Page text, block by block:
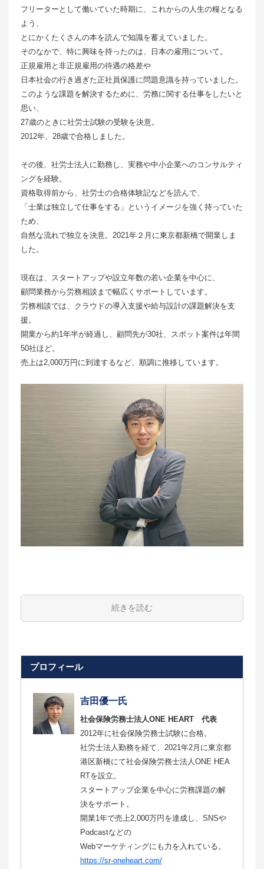
フリーターとして働いていた時期に、これからの人生の糧となる
よう、
とにかくたくさんの本を読んで知識を蓄えていました。
そのなかで、特に興味を持ったのは、日本の雇用について。
正規雇用と非正規雇用の待遇の格差や
日本社会の行き過ぎた正社員保護に問題意識を持っていました。
このような課題を解決するために、労務に関する仕事をしたいと
思い、
27歳のときに社労士試験の受験を決意。
2012年、28歳で合格しました。
その後、社労士法人に勤務し、実務や中小企業へのコンサルティ
ングを経験。
資格取得前から、社労士の合格体験記などを読んで、
「士業は独立して仕事をする」というイメージを強く持っていた
ため、
自然な流れで独立を決意。2021年２月に東京都新橋で開業しま
した。
現在は、スタートアップや設立年数の若い企業を中心に、
顧問業務から労務相談まで幅広くサポートしています。
労務相談では、クラウドの導入支援や給与設計の課題解決を支
援。
開業から約1年半が経過し、顧問先が30社、スポット案件は年間
50社ほど。
売上は2,000万円に到達するなど、順調に推移しています。
続きを読む
プロフィール
吉田優一氏
社会保険労務士法人ONE HEART 代表
2012年に社会保険労務士試験に合格。
社労士法人勤務を経て、2021年2月に東京都
港区新橋にて社会保険労務士法人ONE HEA
RTを設立。
スタートアップ企業を中心に労務課題の解
決をサポート。
開業1年で売上2,000万円を達成し、SNSや
Podcastなどの
Webマーケティングにも力を入れている。
https://sr-oneheart.com/